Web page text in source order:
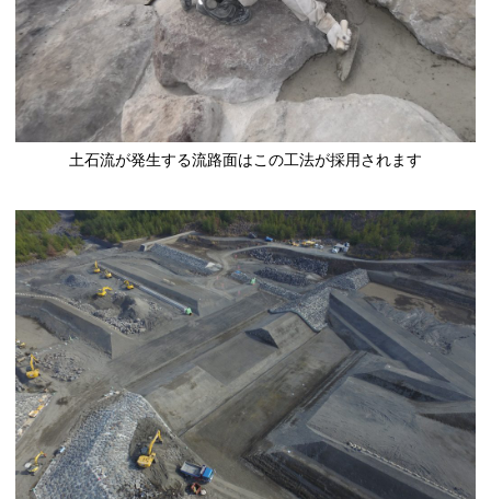
土石流が発生する流路面はこの工法が採用されます